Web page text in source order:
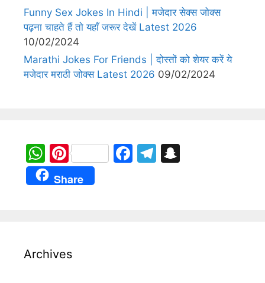
Funny Sex Jokes In Hindi | मजेदार सेक्स जोक्स
पढ़ना चाहते हैं तो यहाँ जरूर देखें Latest 2026
10/02/2024
Marathi Jokes For Friends | दोस्तों को शेयर करें ये
मजेदार मराठी जोक्स Latest 2026 09/02/2024
W
h
at
p
Pi
nt
er
F
T
Share
Archives